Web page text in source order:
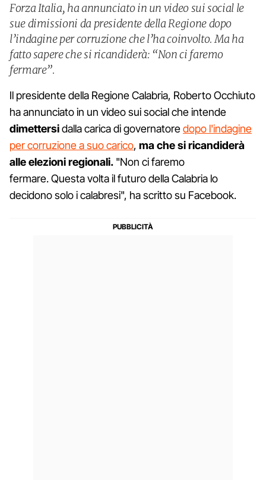
Forza Italia, ha annunciato in un video sui social le
sue dimissioni da presidente della Regione dopo
l’indagine per corruzione che l’ha coinvolto. Ma ha
fatto sapere che si ricandiderà: “Non ci faremo
fermare”.
Il presidente della Regione Calabria, Roberto Occhiuto
ha annunciato in un video sui social che intende
dimettersidalla carica di governatoredopo l'indagine
per corruzione a suo carico, ma che si ricandiderà
alle elezioni regionali. "Non ci faremo
fermare. Questa volta il futuro della Calabria lo
decidono solo i calabresi", ha scritto su Facebook.